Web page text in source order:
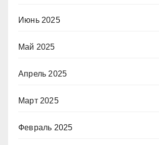
Июнь 2025
Май 2025
Апрель 2025
Март 2025
Февраль 2025